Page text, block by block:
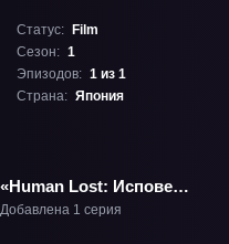
Статус:
Film
Сезон: 1
Эпизодов: 1 из 1
Страна: Япония
«Human Lost: Исповедь
неполноценного
Добавлена 1 серия